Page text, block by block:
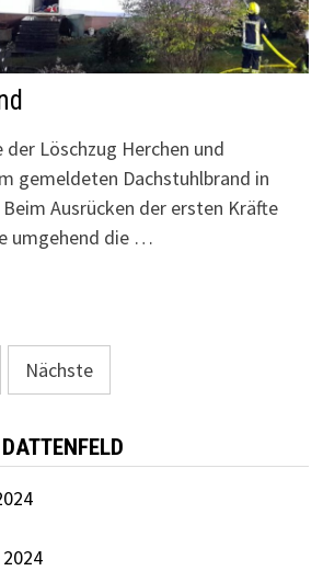
der Löschzug Herchen und
gemeldeten Dachstuhlbrand in
Ausrücken der ersten Kräfte
umgehend die …
Nächste